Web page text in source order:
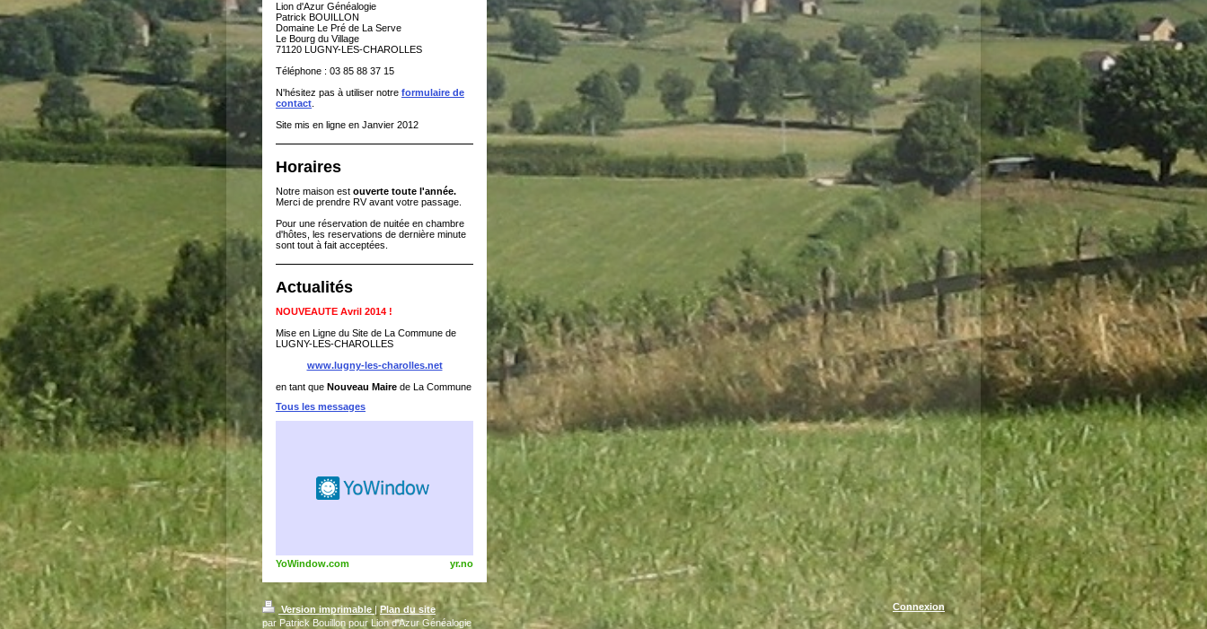
Lion d'Azur Généalogie
Patrick BOUILLON
Domaine Le Pré de La Serve
Le Bourg du Village
71120 LUGNY-LES-CHAROLLES
Téléphone : 03 85 88 37 15
N'hésitez pas à utiliser notre formulaire de
contact
Site mis en ligne en Janvier 2012
Horaires
Notre maison est ouverte toute l'année.
Merci de prendre RV avant votre passage.
Pour une réservation de nuitée en chambre
d'hôtes, les reservations de dernière minute
sont tout à fait acceptées.
Actualités
NOUVEAUTE Avril 2014 !
Mise en Ligne du Site de La Commune de
LUGNY-LES-CHAROLLES
www.lugny-les-charolles.net
en tant que Nouveau Maire de La Commune
Tous les messages
YoWindow.com yr.no
Version imprimable| Plan du site
par Patrick Bouillon pour Lion d'Azur Généalogie
Connexion